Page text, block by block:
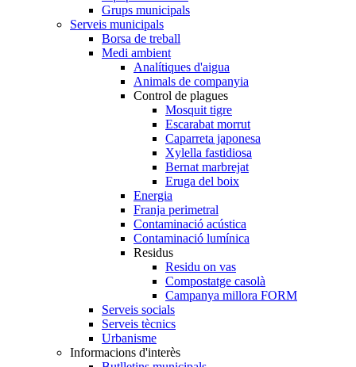
Grups municipals
Serveis municipals
Borsa de treball
Medi ambient
Analítiques d'aigua
Animals de companyia
Control de plagues
Mosquit tigre
Escarabat morrut
Caparreta japonesa
Xylella fastidiosa
Bernat marbrejat
Eruga del boix
Energia
Franja perimetral
Contaminació acústica
Contaminació lumínica
Residus
Residu on vas
Compostatge casolà
Campanya millora FORM
Serveis socials
Serveis tècnics
Urbanisme
Informacions d'interès